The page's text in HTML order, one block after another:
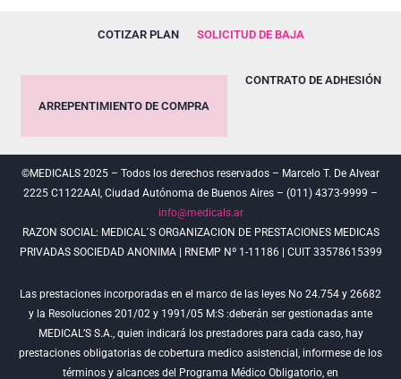
COTIZAR PLAN SOLICITUD DE BAJA
ARREPENTIMIENTO DE COMPRA
CONTRATO DE ADHESIÓN
©MEDICALS 2025 – Todos los derechos reservados – Marcelo T. De Alvear
2225 C1122AAI, Ciudad Autónoma de Buenos Aires – (011) 4373-9999 –
info@medicals.ar
RAZON SOCIAL: MEDICAL´S ORGANIZACION DE PRESTACIONES MEDICAS
PRIVADAS SOCIEDAD ANONIMA | RNEMP Nº 1-11186 | CUIT 33578615399
Las prestaciones incorporadas en el marco de las leyes No 24.754 y 26682
y la Resoluciones 201/02 y 1991/05 M:S :deberán ser gestionadas ante
MEDICAL’S S.A., quien indicará los prestadores para cada caso, hay
prestaciones obligatorias de cobertura medico asistencial, informese de los
términos y alcances del Programa Médico Obligatorio, en